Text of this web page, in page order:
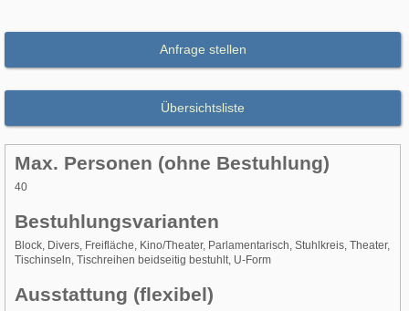
Anfrage stellen
Übersichtsliste
Max. Personen (ohne Bestuhlung)
40
Bestuhlungsvarianten
Block, Divers, Freifläche, Kino/Theater, Parlamentarisch, Stuhlkreis, Theater,
Tischinseln, Tischreihen beidseitig bestuhlt, U-Form
Ausstattung (flexibel)